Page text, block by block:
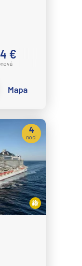
€
Mapa
4
noci